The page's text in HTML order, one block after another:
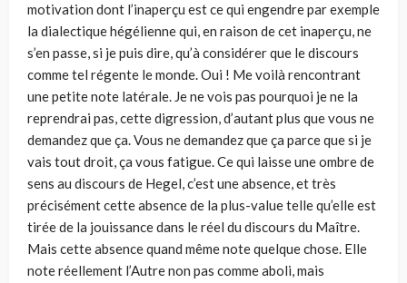
motivation dont l’inaperçu est ce qui engendre par exemple
la dialectique hégélienne qui, en raison de cet inaperçu, ne
s’en passe, si je puis dire, qu’à considérer que le discours
comme tel régente le monde. Oui ! Me voilà rencontrant
une petite note latérale. Je ne vois pas pourquoi je ne la
reprendrai pas, cette digression, d’autant plus que vous ne
demandez que ça. Vous ne demandez que ça parce que si je
vais tout droit, ça vous fatigue. Ce qui laisse une ombre de
sens au discours de Hegel, c’est une absence, et très
précisément cette absence de la plus-value telle qu’elle est
tirée de la jouissance dans le réel du discours du Maître.
Mais cette absence quand même note quelque chose. Elle
note réellement l’Autre non pas comme aboli, mais